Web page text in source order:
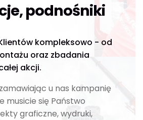
podnośniki
kompleksowo - od
oraz zbadania
akcji.
u nas kampanię
musicie się Państwo
graficzne, wydruki,